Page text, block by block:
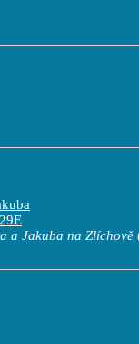
a Jakuba na Zlíchově